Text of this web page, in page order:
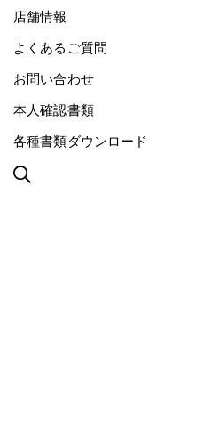
店舗情報
よくあるご質問
お問い合わせ
本人確認書類
各種書類ダウンロード